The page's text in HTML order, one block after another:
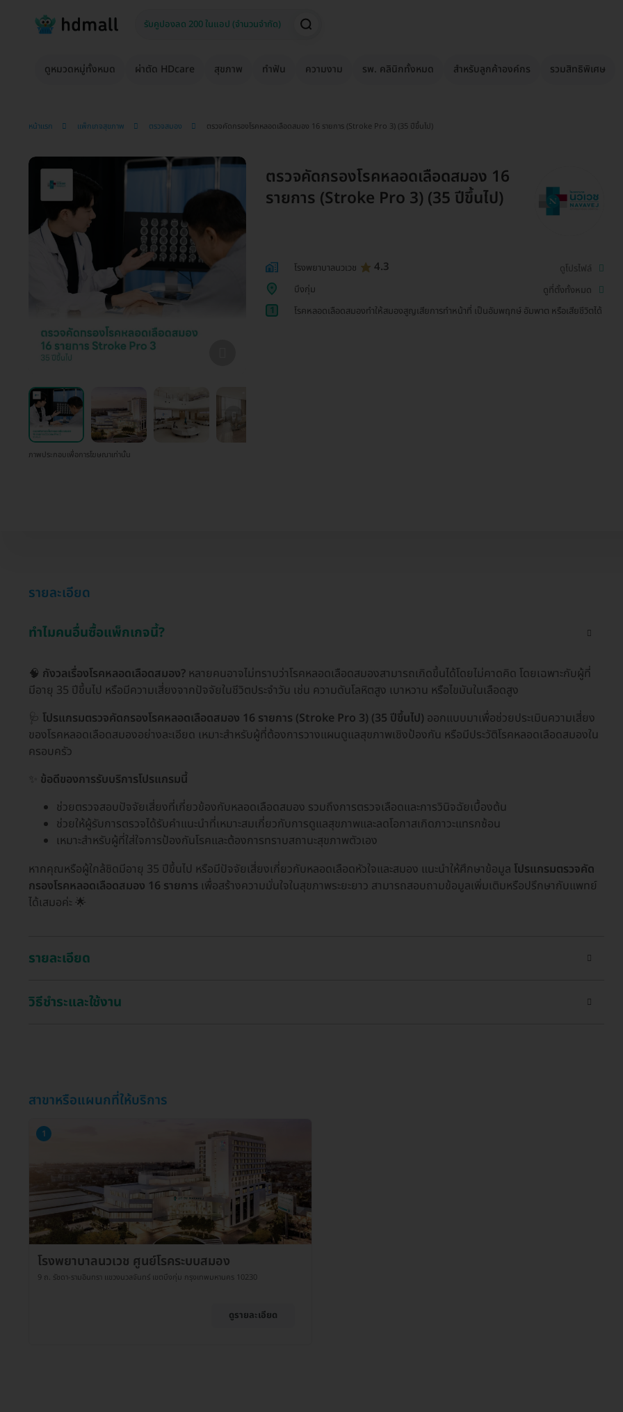
ดูหมวดหมู่ทั้งหมด ผ่าตัด HDcare สุขภาพ ทำฟัน ความงาม รพ. คลินิกทั้งหมด สำหรับลูกค้าองค์กร รวมสิทธิพิเศษ
หน้าแรก แพ็กเกจสุขภาพ ตรวจสมอง ตรวจคัดกรองโรคหลอดเลือดสมอง 16 รายการ (Stroke Pro 3) (35 ปีขึ้นไป)
ภาพประกอบเพื่อการโฆษณาเท่านั้น
ตรวจคัดกรองโรคหลอดเลือดสมอง 16
รายการ (Stroke Pro 3) (35 ปีขึ้นไป)
โรงพยาบาลนวเวช 4.3
ดูโปรไฟล์
บึงกุ่ม
ดูที่ตั้งทั้งหมด
1
โรคหลอดเลือดสมองทำให้สมองสูญเสียการทำหน้าที่ เป็นอัมพฤกษ์ อัมพาต หรือเสียชีวิตได้
รายละเอียด
ทำไมคนอื่นซื้อแพ็กเกจนี้?
🧠 กังวลเรื่องโรคหลอดเลือดสมอง? หลายคนอาจไม่ทราบว่าโรคหลอดเลือดสมองสามารถเกิดขึ้นได้โดยไม่คาดคิด โดยเฉพาะกับผู้ที่
มีอายุ 35 ปีขึ้นไป หรือมีความเสี่ยงจากปัจจัยในชีวิตประจำวัน เช่น ความดันโลหิตสูง เบาหวาน หรือไขมันในเลือดสูง
🩺 โปรแกรมตรวจคัดกรองโรคหลอดเลือดสมอง 16 รายการ (Stroke Pro 3) (35 ปีขึ้นไป) ออกแบบมาเพื่อช่วยประเมินความเสี่ยง
ของโรคหลอดเลือดสมองอย่างละเอียด เหมาะสำหรับผู้ที่ต้องการวางแผนดูแลสุขภาพเชิงป้องกัน หรือมีประวัติโรคหลอดเลือดสมองใน
ครอบครัว
ข้อดีของการรับบริการโปรแกรมนี้
ช่วยตรวจสอบปัจจัยเสี่ยงที่เกี่ยวข้องกับหลอดเลือดสมอง รวมถึงการตรวจเลือดและการวินิจฉัยเบื้องต้น
ช่วยให้ผู้รับการตรวจได้รับคำแนะนำที่เหมาะสมเกี่ยวกับการดูแลสุขภาพและลดโอกาสเกิดภาวะแทรกซ้อน
เหมาะสำหรับผู้ที่ใส่ใจการป้องกันโรคและต้องการทราบสถานะสุขภาพตัวเอง
หากคุณหรือผู้ใกล้ชิดมีอายุ 35 ปีขึ้นไป หรือมีปัจจัยเสี่ยงเกี่ยวกับหลอดเลือดหัวใจและสมอง แนะนำให้ศึกษาข้อมูล โปรแกรมตรวจคัด
กรองโรคหลอดเลือดสมอง 16 รายการ เพื่อสร้างความมั่นใจในสุขภาพระยะยาว สามารถสอบถามข้อมูลเพิ่มเติมหรือปรึกษากับแพทย์
ได้เสมอค่ะ 🌟
รายละเอียด
วิธีชำระและใช้งาน
สาขาหรือแผนกที่ให้บริการ
1
โรงพยาบาลนวเวช ศูนย์โรคระบบสมอง
9 ถ. รัชดา-รามอินทรา แขวงนวลจันทร์ เขตบึงกุ่ม กรุงเทพมหานคร 10230
ดูรายละเอียด